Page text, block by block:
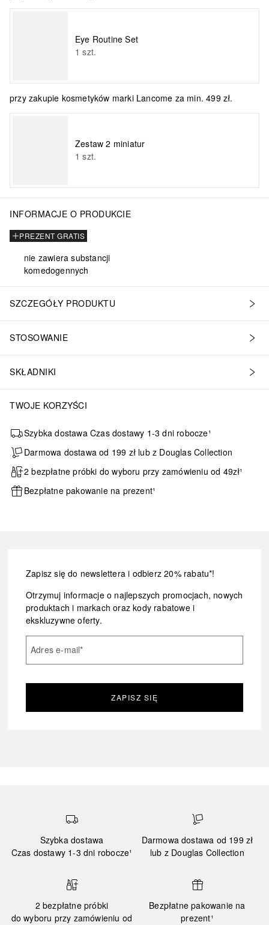
Eye Routine Set
1 szt.
przy zakupie kosmetyków marki Lancome za min. 499 zł.
Zestaw 2 miniatur
1 szt.
INFORMACJE O PRODUKCIE
PREZENT GRATIS
nie zawiera substancji
komedogennych
SZCZEGÓŁY PRODUKTU
STOSOWANIE
SKŁADNIKI
TWOJE KORZYŚCI
Szybka dostawa Czas dostawy 1-3 dni robocze¹
Darmowa dostawa od 199 zł lub z Douglas Collection
2 bezpłatne próbki do wyboru przy zamówieniu od 49zł¹
Bezpłatne pakowanie na prezent¹
Zapisz się do newslettera i odbierz 20% rabatu*!
Otrzymuj informacje o najlepszych promocjach, nowych
produktach i markach oraz kody rabatowe i
ekskluzywne oferty.
Adres e-mail*
ZAPISZ SIĘ
Szybka dostawa
Czas dostawy 1-3 dni robocze¹
Darmowa dostawa od 199 zł
lub z Douglas Collection
2 bezpłatne próbki
do wyboru przy zamówieniu od
Bezpłatne pakowanie na
prezent¹